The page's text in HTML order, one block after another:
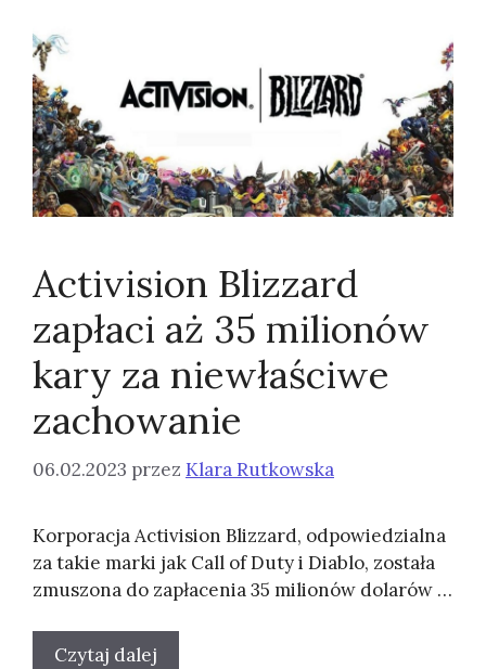
Activision Blizzard
zapłaci aż 35 milionów
kary za niewłaściwe
zachowanie
06.02.2023 przez Klara Rutkowska
Korporacja Activision Blizzard, odpowiedzialna
za takie marki jak Call of Duty i Diablo, została
zmuszona do zapłacenia 35 milionów dolarów …
Czytaj dalej